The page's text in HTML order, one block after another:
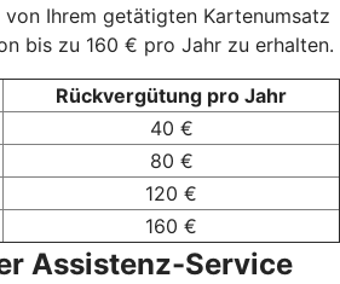
Ihrem getätigten Kartenumsatz
bis zu 160 € pro Jahr zu erhalten.
Rückvergütung pro Jahr
40 €
80 €
120 €
160 €
Assistenz-Service